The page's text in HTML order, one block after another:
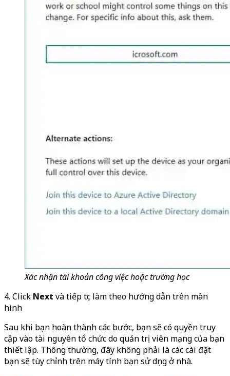
Xác nhận tài khoản công việc hoặc trường học
4. Click Next và tiếp tục làm theo hướng dẫn trên màn
hình
Sau khi bạn hoàn thành các bước, bạn sẽ có quyền truy
cập vào tài nguyên tổ chức do quản trị viên mạng của bạn
thiết lập. Thông thường, đây không phải là các cài đặt
bạn sẽ tùy chỉnh trên máy tính bạn sử dụng ở nhà.